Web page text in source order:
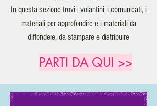
In questa sezione trovi i volantini, i comunicati, i
materiali per approfondire e i materiali da
diffondere, da stampare e distribuire
PARTI DA QUI >>